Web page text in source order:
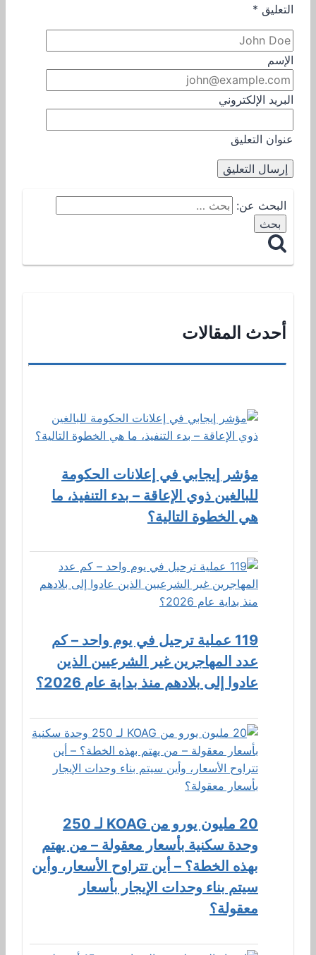
التعليق *
الإسم
البريد الإلكتروني
عنوان التعليق
البحث عن:
أحدث المقالات
مؤشر إيجابي في إعلانات الحكومة
للبالغين ذوي الإعاقة – بدء التنفيذ، ما
هي الخطوة التالية؟
119 عملية ترحيل في يوم واحد – كم
عدد المهاجرين غير الشرعيين الذين
عادوا إلى بلادهم منذ بداية عام 2026؟
20 مليون يورو من KOAG لـ 250
وحدة سكنية بأسعار معقولة – من يهتم
بهذه الخطة؟ – أين تتراوح الأسعار، وأين
سيتم بناء وحدات الإيجار بأسعار
معقولة؟